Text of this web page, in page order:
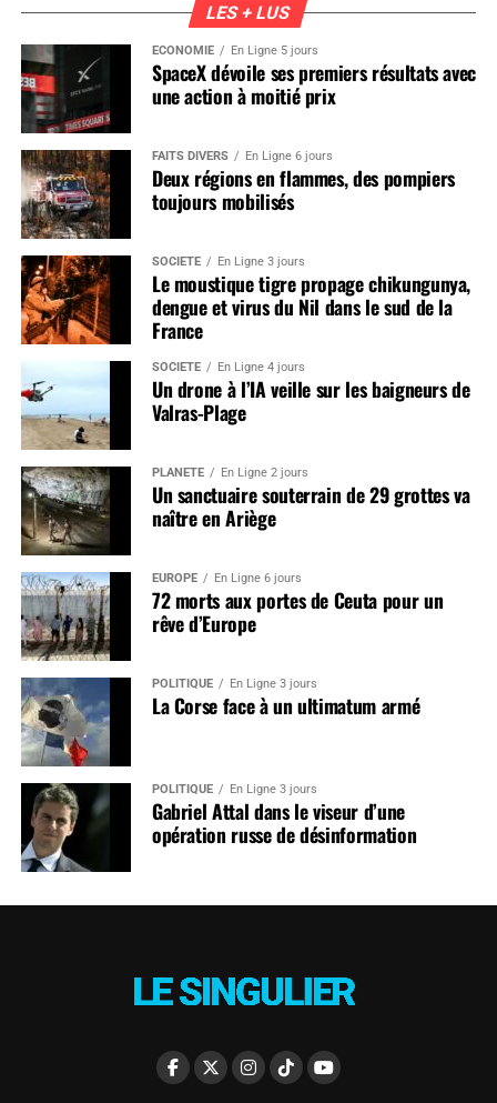
LES + LUS
ÉCONOMIE En Ligne 5 jours
SpaceX dévoile ses premiers résultats avec
une action à moitié prix
FAITS DIVERS En Ligne 6 jours
Deux régions en flammes, des pompiers
toujours mobilisés
SOCIÉTÉ En Ligne 3 jours
Le moustique tigre propage chikungunya,
dengue et virus du Nil dans le sud de la
France
SOCIÉTÉ En Ligne 4 jours
Un drone à l’IA veille sur les baigneurs de
Valras-Plage
PLANÈTE En Ligne 2 jours
Un sanctuaire souterrain de 29 grottes va
naître en Ariège
EUROPE En Ligne 6 jours
72 morts aux portes de Ceuta pour un
rêve d’Europe
POLITIQUE En Ligne 3 jours
La Corse face à un ultimatum armé
POLITIQUE En Ligne 3 jours
Gabriel Attal dans le viseur d’une
opération russe de désinformation